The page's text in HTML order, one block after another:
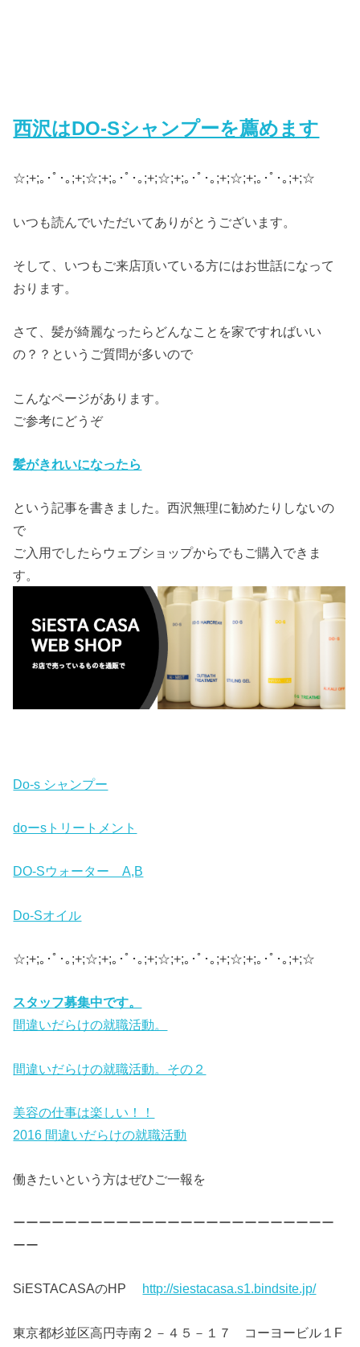
西沢はDO-Sシャンプーを薦めます
☆;+;｡･ﾟ･｡;+;☆;+;｡･ﾟ･｡;+;☆;+;｡･ﾟ･｡;+;☆;+;｡･ﾟ･｡;+;☆
いつも読んでいただいてありがとうございます。
そして、いつもご来店頂いている方にはお世話になって
おります。
さて、髪が綺麗なったらどんなことを家ですればいい
の？？というご質問が多いので
こんなページがあります。
ご参考にどうぞ
髪がきれいになったら
という記事を書きました。西沢無理に勧めたりしないの
で
ご入用でしたらウェブショップからでもご購入できま
す。
Do-s シャンプー
doーsトリートメント
DO-Sウォーター A,B
Do-Sオイル
☆;+;｡･ﾟ･｡;+;☆;+;｡･ﾟ･｡;+;☆;+;｡･ﾟ･｡;+;☆;+;｡･ﾟ･｡;+;☆
スタッフ募集中です。
間違いだらけの就職活動。
間違いだらけの就職活動。その２
美容の仕事は楽しい！！
2016 間違いだらけの就職活動
働きたいという方はぜひご一報を
ーーーーーーーーーーーーーーーーーーーーーーーーー
ーー
SiESTACASAのHP http://siestacasa.s1.bindsite.jp/
東京都杉並区高円寺南２－４５－１７ コーヨービル１F